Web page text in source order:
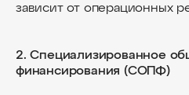
зависит от операционных
2. Специализированное
финансирования (СОПФ)